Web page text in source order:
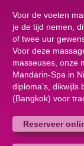
Voor de voeten
je de tijd nemen,
of twee uur
Voor deze
masseuses, onze
Mandarin-Spa in
diploma’s, dikwijls
(Bangkok) voor
Reserveer